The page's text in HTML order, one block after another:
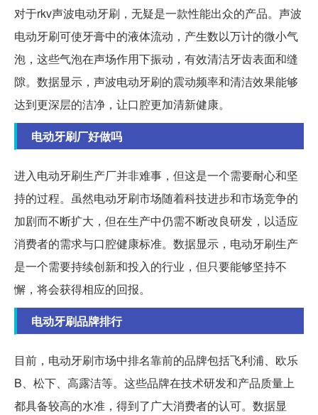
对于rkv声波电动牙刷，无疑是一款性能出众的产品。声波
电动牙刷可使牙膏中的液体流动，产生数以万计的微小气
泡，这些气泡在声场作用下振动，有效清洁牙齿表面和缝
隙。数据显示，声波电动牙刷的震动频率和清洁效果能够
达到更深层的洁净，让口腔更加清新健康。
电动牙刷厂好做吗
进入电动牙刷生产厂并非难事，但这是一个需要耐心和坚
持的过程。虽然电动牙刷市场随着科技进步和市场竞争的
加剧而不断扩大，但在生产中仍需不断改良研发，以适应
消费者的需求与口腔健康标准。数据显示，电动牙刷生产
是一个需要持续创新和投入的行业，但只要能够坚持不
懈，将会获得相应的回报。
电动牙刷品牌排行
目前，电动牙刷市场中排名靠前的品牌包括飞利浦、欧乐
B、松下、高露洁等。这些品牌在技术研发和产品质量上
都具备较高的水准，得到了广大消费者的认可。数据显